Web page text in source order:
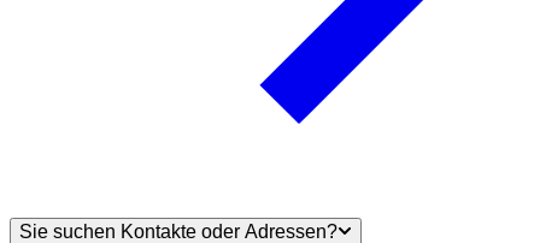
Sie suchen Kontakte oder Adressen?